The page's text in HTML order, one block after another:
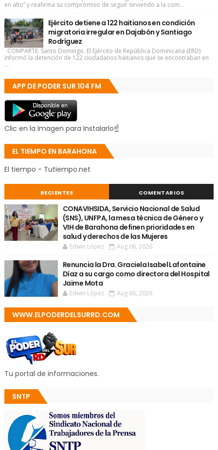
en alto” y reafirma su compromiso de seguir sirviendo a la com...
Ejército detiene a 122 haitianos en condición
migratoria irregular en Dajabón y Santiago
Rodríguez
COMPARTE: Santo Domingo. El Ejército de República Dominicana (ERD)
informó la detención de 122 ciudadanos haitianos que se encontraban en
...
APP DE PODER SUR 104 FM
Clic en la Imagen para Instalarlo☝
EL TIEMPO EN BARAHONA
El tiempo - Tutiempo.net
RECIENTES COMENTARIOS
CONAVIHSIDA, Servicio Nacional de Salud
(SNS), UNFPA, la mesa técnica de Género y
VIH de Barahona definen prioridades en
salud y derechos de las Mujeres
Edwin López Aug 06, 2026
Renuncia la Dra. Graciela Isabel Lafontaine
Díaz a su cargo como directora del Hospital
Jaime Mota
Edwin López Aug 06, 2026
WWW.ELPODERDELSURRD.COM
Tu portal de informaciones.
SNTP